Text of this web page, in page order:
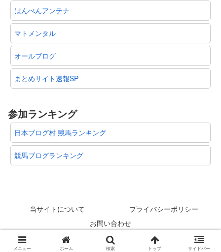
はんぺんアンテナ
マトメンタル
オールブログ
まとめサイト速報SP
参加ランキング
日本ブログ村 競馬ランキング
競馬ブログランキング
当サイトについて
プライバシーポリシー
お問い合わせ
© 2012-2026 スタリオン速報 @競馬板まとめ.
メニュー ホーム 検索 トップ サイドバー